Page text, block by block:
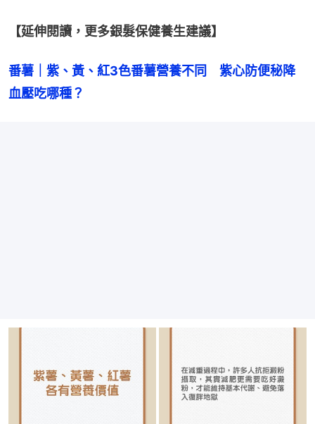
【延伸閱讀，更多銀髮保健養生建議】
番薯｜紫、黃、紅3色番薯營養不同　紫心防便秘降
血壓吃哪種？